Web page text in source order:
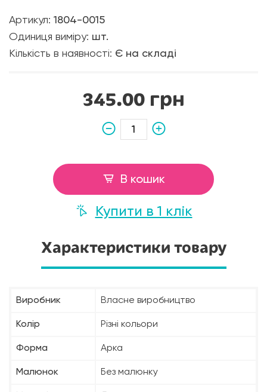
Артикул: 1804-0015
Одиниця виміру: шт.
Кількість в наявності: Є на складі
345.00 грн
В кошик
Купити в 1 клік
Характеристики товару
Виробник Власне виробництво
Колір Різні кольори
Форма Арка
Малюнок Без малюнку